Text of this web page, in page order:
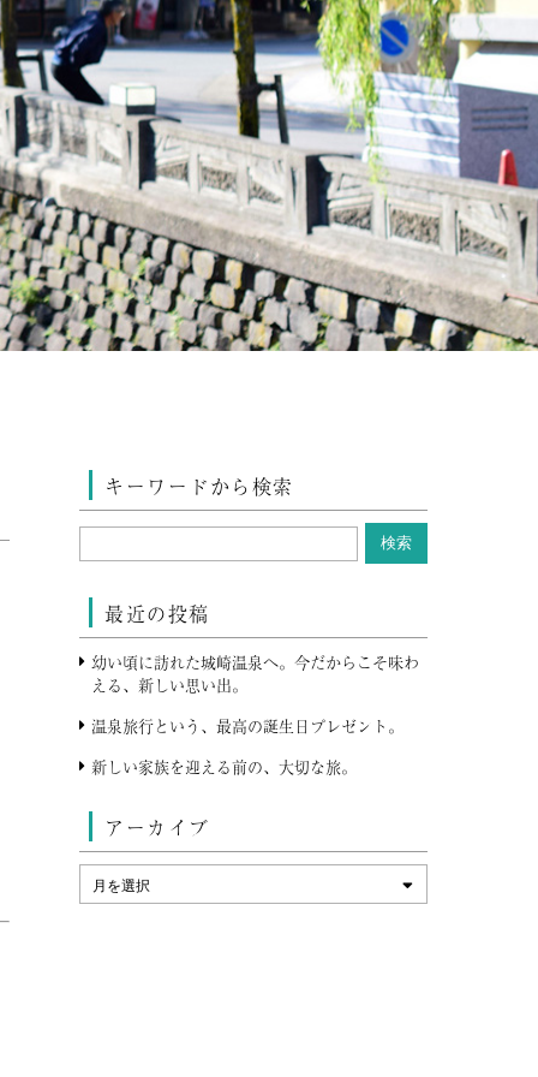
キーワードから検索
最近の投稿
幼い頃に訪れた城崎温泉へ。今だからこそ味わ
える、新しい思い出。
温泉旅行という、最高の誕生日プレゼント。
新しい家族を迎える前の、大切な旅。
アーカイブ